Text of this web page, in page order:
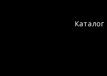
Каталог